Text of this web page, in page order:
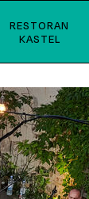
RESTORAN
KASTEL